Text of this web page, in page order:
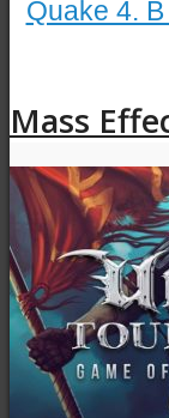
Quake 4. В
Mass